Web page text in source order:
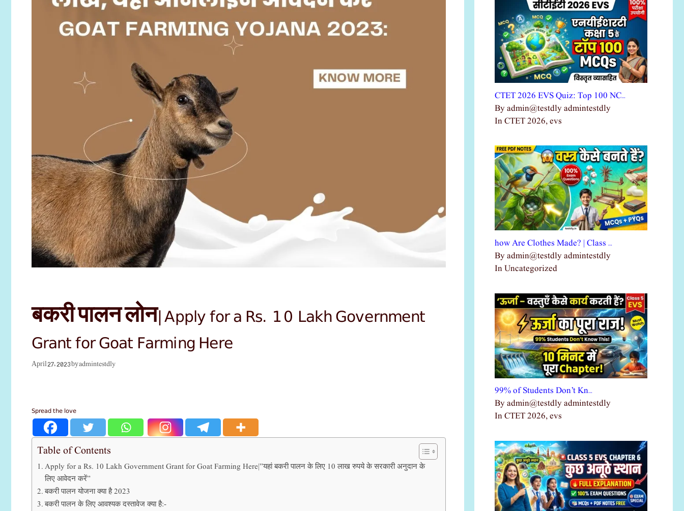
बकरी पालन लोन|Apply for a Rs. 10 Lakh Government
Grant for Goat Farming Here
April 27, 2023 byadmintestdly
Spread the love
Table of Contents
Apply for a Rs. 10 Lakh Government Grant for Goat Farming Here|”यहां बकरी पालन के लिए 10 लाख रुपये के सरकारी अनुदान के
लिए आवेदन करें”
बकरी पालन योजना क्या है 2023
बकरी पालन के लिए आवश्यक दस्तावेज क्या है:-
CTET 2026 EVS Quiz: Top 100 NC…
By admin@testdly admintestdly
In CTET 2026, evs
how Are Clothes Made? | Class …
By admin@testdly admintestdly
In Uncategorized
99% of Students Don’t Kn…
By admin@testdly admintestdly
In CTET 2026, evs